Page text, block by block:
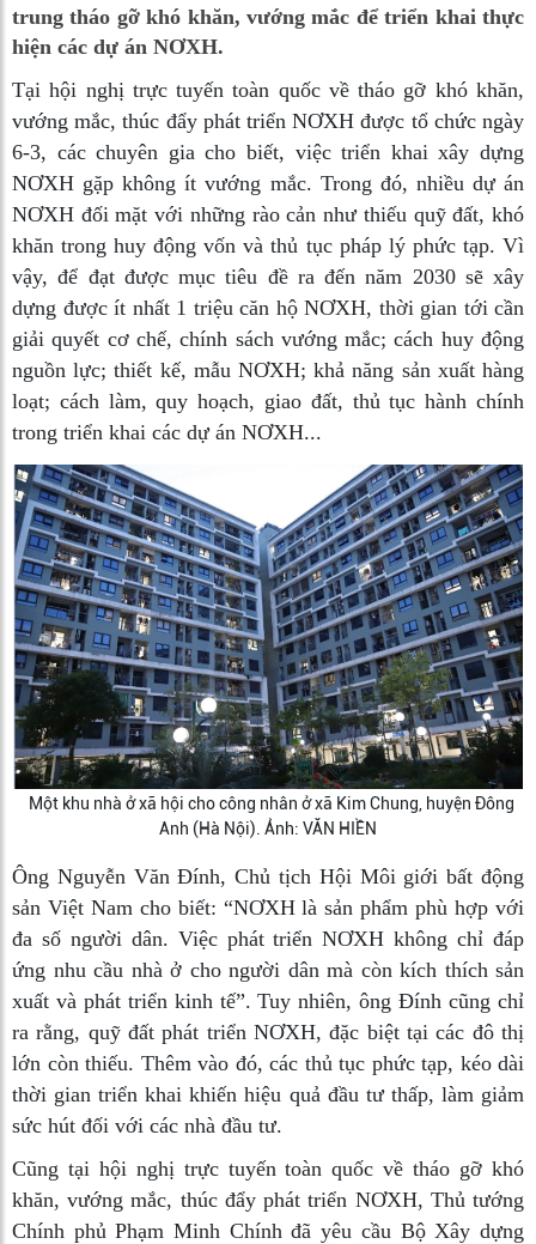
trung tháo gỡ khó khăn, vướng mắc để triển khai thực
hiện các dự án NƠXH.
Tại hội nghị trực tuyến toàn quốc về tháo gỡ khó khăn,
vướng mắc, thúc đẩy phát triển NƠXH được tổ chức ngày
6-3, các chuyên gia cho biết, việc triển khai xây dựng
NƠXH gặp không ít vướng mắc. Trong đó, nhiều dự án
NƠXH đối mặt với những rào cản như thiếu quỹ đất, khó
khăn trong huy động vốn và thủ tục pháp lý phức tạp. Vì
vậy, để đạt được mục tiêu đề ra đến năm 2030 sẽ xây
dựng được ít nhất 1 triệu căn hộ NƠXH, thời gian tới cần
giải quyết cơ chế, chính sách vướng mắc; cách huy động
nguồn lực; thiết kế, mẫu NƠXH; khả năng sản xuất hàng
loạt; cách làm, quy hoạch, giao đất, thủ tục hành chính
trong triển khai các dự án NƠXH...
Một khu nhà ở xã hội cho công nhân ở xã Kim Chung, huyện Đông
Anh (Hà Nội). Ảnh: VĂN HIỀN
Ông Nguyễn Văn Đính, Chủ tịch Hội Môi giới bất động
sản Việt Nam cho biết: “NƠXH là sản phẩm phù hợp với
đa số người dân. Việc phát triển NƠXH không chỉ đáp
ứng nhu cầu nhà ở cho người dân mà còn kích thích sản
xuất và phát triển kinh tế”. Tuy nhiên, ông Đính cũng chỉ
ra rằng, quỹ đất phát triển NƠXH, đặc biệt tại các đô thị
lớn còn thiếu. Thêm vào đó, các thủ tục phức tạp, kéo dài
thời gian triển khai khiến hiệu quả đầu tư thấp, làm giảm
sức hút đối với các nhà đầu tư.
Cũng tại hội nghị trực tuyến toàn quốc về tháo gỡ khó
khăn, vướng mắc, thúc đẩy phát triển NƠXH, Thủ tướng
Chính phủ Phạm Minh Chính đã yêu cầu Bộ Xây dựng